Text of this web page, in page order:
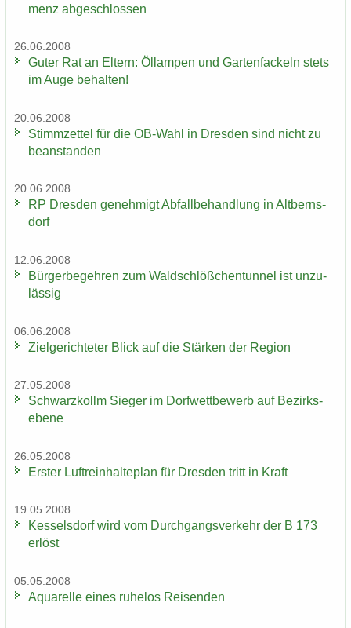
menz ab­ge­schlos­sen
26.06.2008
Guter Rat an El­tern: Öl­lam­pen und Gar­ten­fa­ckeln stets
im Auge be­hal­ten!
20.06.2008
Stimm­zet­tel für die OB-​Wahl in Dres­den sind nicht zu
be­an­stan­den
20.06.2008
RP Dres­den ge­neh­migt Ab­fall­be­hand­lung in Alt­berns­
dorf
12.06.2008
Bür­ger­be­geh­ren zum Wald­schlöß­chen­tun­nel ist un­zu­
läs­sig
06.06.2008
Ziel­ge­rich­te­ter Blick auf die Stär­ken der Re­gi­on
27.05.2008
Schwarz­kollm Sie­ger im Dorf­wett­be­werb auf Be­zirks­
ebe­ne
26.05.2008
Ers­ter Luft­rein­hal­te­plan für Dres­den tritt in Kraft
19.05.2008
Kes­sel­s­dorf wird vom Durch­gangs­ver­kehr der B 173
er­löst
05.05.2008
Aqua­rel­le eines ru­he­los Rei­sen­den